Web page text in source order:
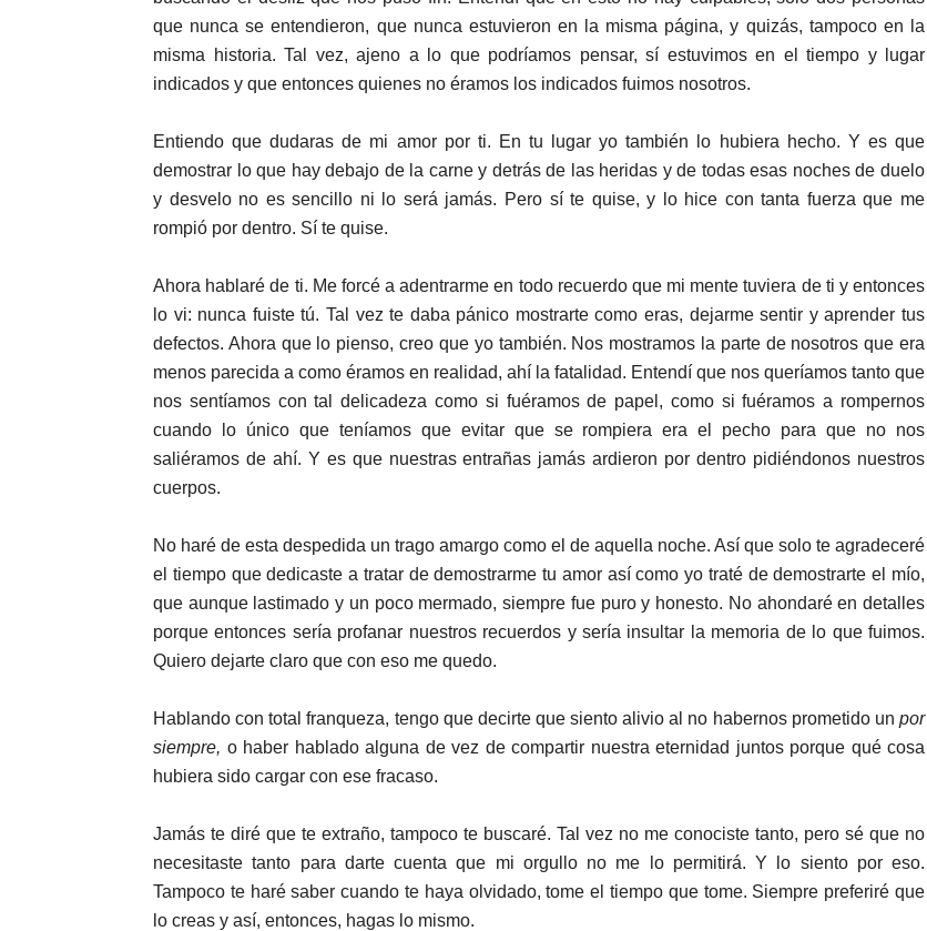
que nunca se entendieron, que nunca estuvieron en la misma página, y quizás, tampoco en la
misma historia. Tal vez, ajeno a lo que podríamos pensar, sí estuvimos en el tiempo y lugar
indicados y que entonces quienes no éramos los indicados fuimos nosotros.
Entiendo que dudaras de mi amor por ti. En tu lugar yo también lo hubiera hecho. Y es que
demostrar lo que hay debajo de la carne y detrás de las heridas y de todas esas noches de duelo
y desvelo no es sencillo ni lo será jamás. Pero sí te quise, y lo hice con tanta fuerza que me
rompió por dentro. Sí te quise.
Ahora hablaré de ti. Me forcé a adentrarme en todo recuerdo que mi mente tuviera de ti y entonces
lo vi: nunca fuiste tú. Tal vez te daba pánico mostrarte como eras, dejarme sentir y aprender tus
defectos. Ahora que lo pienso, creo que yo también. Nos mostramos la parte de nosotros que era
menos parecida a como éramos en realidad, ahí la fatalidad. Entendí que nos queríamos tanto que
nos sentíamos con tal delicadeza como si fuéramos de papel, como si fuéramos a rompernos
cuando lo único que teníamos que evitar que se rompiera era el pecho para que no nos
saliéramos de ahí. Y es que nuestras entrañas jamás ardieron por dentro pidiéndonos nuestros
cuerpos.
No haré de esta despedida un trago amargo como el de aquella noche. Así que solo te agradeceré
el tiempo que dedicaste a tratar de demostrarme tu amor así como yo traté de demostrarte el mío,
que aunque lastimado y un poco mermado, siempre fue puro y honesto. No ahondaré en detalles
porque entonces sería profanar nuestros recuerdos y sería insultar la memoria de lo que fuimos.
Quiero dejarte claro que con eso me quedo.
Hablando con total franqueza, tengo que decirte que siento alivio al no habernos prometido un por
siempre, o haber hablado alguna de vez de compartir nuestra eternidad juntos porque qué cosa
hubiera sido cargar con ese fracaso.
Jamás te diré que te extraño, tampoco te buscaré. Tal vez no me conociste tanto, pero sé que no
necesitaste tanto para darte cuenta que mi orgullo no me lo permitirá. Y lo siento por eso.
Tampoco te haré saber cuando te haya olvidado, tome el tiempo que tome. Siempre preferiré que
lo creas y así, entonces, hagas lo mismo.